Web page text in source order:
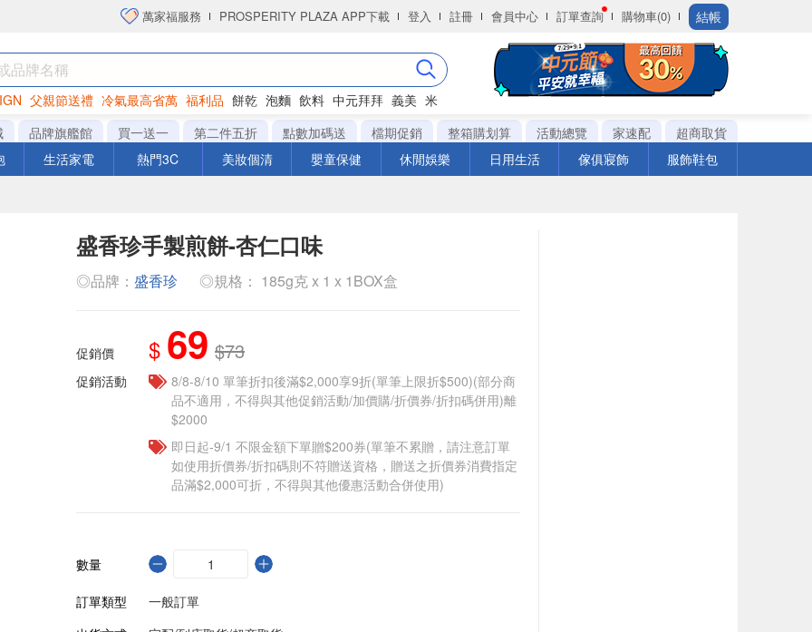
萬家福服務 PROSPERITY PLAZA APP下載 登入 註冊 會員中心 訂單查詢 購物車(0) 結帳
父親節送禮 冷氣最高省萬 福利品 餅乾 泡麵 飲料 中元拜拜 義美 米
洋芋片
品牌旗艦館 買一送一 第二件五折 點數加碼送 檔期促銷 整箱購划算 活動總覽 家速配
超商取貨
生活家電 熱門3C 美妝個清 嬰童保健 休閒娛樂 日用生活 傢俱寢飾 服飾鞋包
盛香珍手製煎餅-杏仁口味
◎品牌： 盛香珍 ◎規格： 185g克 x 1 x 1BOX盒
促銷價 $ 69 $73
促銷活動
8/8-8/10 單筆折扣後滿$2,000享9折(單筆上限折$500)(部分商
品不適用，不得與其他促銷活動/加價購/折價券/折扣碼併用)離
$2000
即日起-9/1 不限金額下單贈$200券(單筆不累贈，請注意訂單
如使用折價券/折扣碼則不符贈送資格，贈送之折價券消費指定
品滿$2,000可折，不得與其他優惠活動合併使用)
數量
訂單類型
一般訂單